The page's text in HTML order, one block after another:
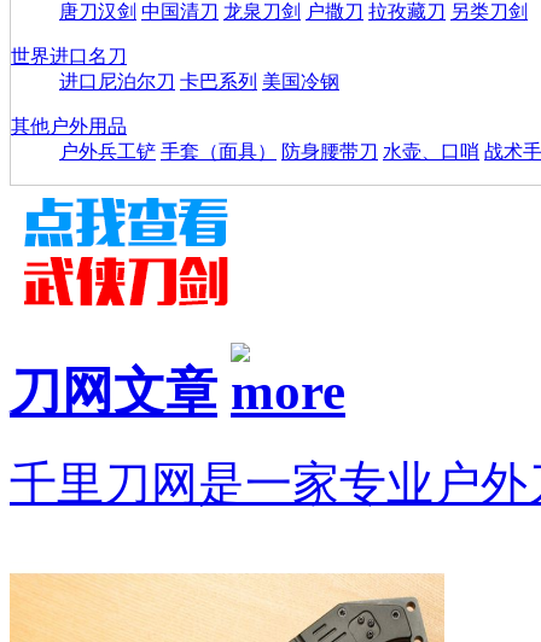
唐刀汉剑 中国清刀 龙泉刀剑 户撒刀 拉孜藏刀 另类刀剑
世界进口名刀
进口尼泊尔刀 卡巴系列 美国冷钢
其他户外用品
户外兵工铲 手套（面具） 防身腰带刀 水壶、口哨 战术
刀网文章
千里刀网是一家专业户